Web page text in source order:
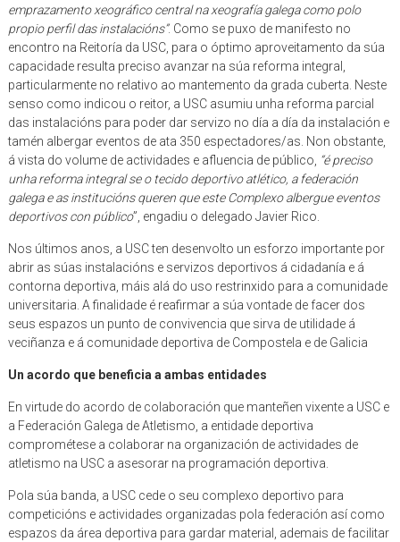
emprazamento xeográfico central na xeografía galega como polo
propio perfil das instalacións”. Como se puxo de manifesto no
encontro na Reitoría da USC, para o óptimo aproveitamento da súa
capacidade resulta preciso avanzar na súa reforma integral,
particularmente no relativo ao mantemento da grada cuberta. Neste
senso como indicou o reitor, a USC asumiu unha reforma parcial
das instalacións para poder dar servizo no día a día da instalación e
tamén albergar eventos de ata 350 espectadores/as. Non obstante,
á vista do volume de actividades e afluencia de público, “é preciso
unha reforma integral se o tecido deportivo atlético, a federación
galega e as institucións queren que este Complexo albergue eventos
deportivos con público”, engadiu o delegado Javier Rico.
Nos últimos anos, a USC ten desenvolto un esforzo importante por
abrir as súas instalacións e servizos deportivos á cidadanía e á
contorna deportiva, máis alá do uso restrinxido para a comunidade
universitaria. A finalidade é reafirmar a súa vontade de facer dos
seus espazos un punto de convivencia que sirva de utilidade á
veciñanza e á comunidade deportiva de Compostela e de Galicia
Un acordo que beneficia a ambas entidades
En virtude do acordo de colaboración que manteñen vixente a USC e
a Federación Galega de Atletismo, a entidade deportiva
comprométese a colaborar na organización de actividades de
atletismo na USC a asesorar na programación deportiva.
Pola súa banda, a USC cede o seu complexo deportivo para
competicións e actividades organizadas pola federación así como
espazos da área deportiva para gardar material, ademais de facilitar